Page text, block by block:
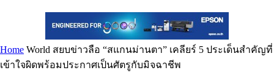
Home World สยบข่าวลือ “สแกนม่านตา” เคลียร์ 5 ประเด็นสำคัญที่
เข้าใจผิดพร้อมประกาศเป็นศัตรูกับมิจฉาชีพ